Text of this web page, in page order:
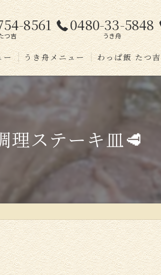
8561
つ吉
0480-33-5848
うき舟
ー うき舟メニュー わっぱ飯 たつ
理ステーキ皿🥩